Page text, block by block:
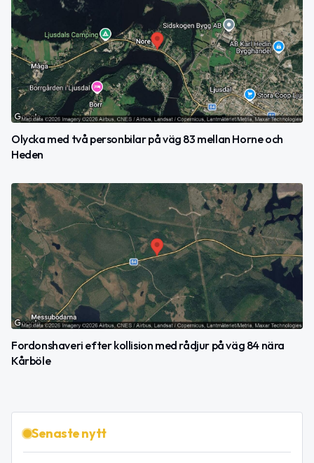
Olycka med två personbilar på väg 83 mellan Horne och
Heden
Fordonshaveri efter kollision med rådjur på väg 84 nära
Kårböle
Senaste nytt